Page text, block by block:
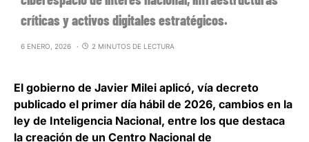
críticas y activos digitales estratégicos.
6 ENERO, 2026 2 MINUTOS DE LECTURA
El gobierno de Javier Milei aplicó, vía decreto
publicado el primer día hábil de 2026, cambios en la
ley de Inteligencia Nacional, entre los que destaca
la creación de un Centro Nacional de